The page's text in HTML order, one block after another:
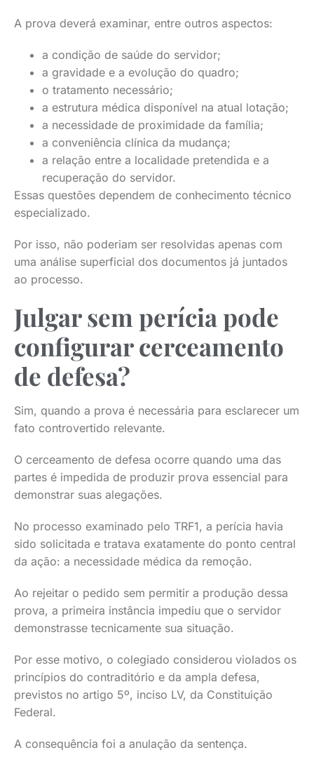
A prova deverá examinar, entre outros aspectos:
a condição de saúde do servidor;
a gravidade e a evolução do quadro;
o tratamento necessário;
a estrutura médica disponível na atual lotação;
a necessidade de proximidade da família;
a conveniência clínica da mudança;
a relação entre a localidade pretendida e a
recuperação do servidor.
Essas questões dependem de conhecimento técnico
especializado.
Por isso, não poderiam ser resolvidas apenas com
uma análise superficial dos documentos já juntados
ao processo.
Julgar sem perícia pode
configurar cerceamento
de defesa?
Sim, quando a prova é necessária para esclarecer um
fato controvertido relevante.
O cerceamento de defesa ocorre quando uma das
partes é impedida de produzir prova essencial para
demonstrar suas alegações.
No processo examinado pelo TRF1, a perícia havia
sido solicitada e tratava exatamente do ponto central
da ação: a necessidade médica da remoção.
Ao rejeitar o pedido sem permitir a produção dessa
prova, a primeira instância impediu que o servidor
demonstrasse tecnicamente sua situação.
Por esse motivo, o colegiado considerou violados os
princípios do contraditório e da ampla defesa,
previstos no artigo 5º, inciso LV, da Constituição
Federal.
A consequência foi a anulação da sentença.